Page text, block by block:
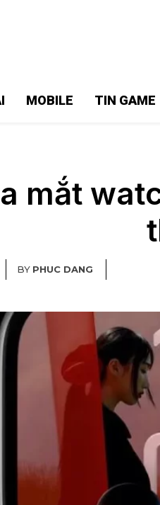
MOBILE TIN GAME
mắt
BY PHUC DANG